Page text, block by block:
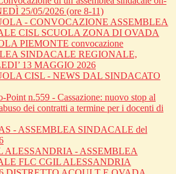
25/05/2026 (ore 8-11)
- CONVOCAZIONE ASSEMBLEA
CISL SCUOLA ZONA DI OVADA
PIEMONTE convocazione
SINDACALE REGIONALE,
13 MAGGIO 2026
CISL - NEWS DAL SINDACATO
Point n.559 - Cassazione: nuovo stop al
dei contratti a termine per i docenti di
- ASSEMBLEA SINDACALE del
ALESSANDRIA - ASSEMBLEA
FLC CGIL ALESSANDRIA